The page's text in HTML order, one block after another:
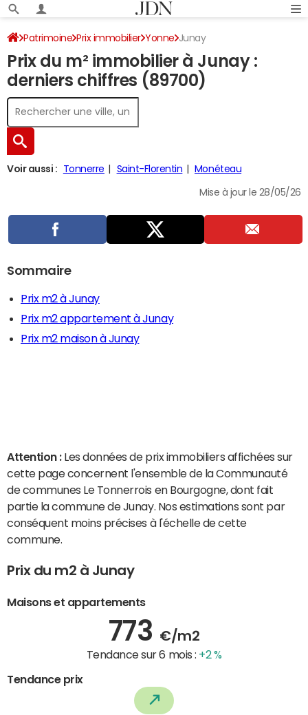
Patrimoine Prix immobilier Yonne Junay
Prix du m² immobilier à Junay :
derniers chiffres (89700)
Voir aussi : Tonnerre Saint-Florentin Monéteau
Mise à jour le 28/05/26
Sommaire
Prix m2 à Junay
Prix m2 appartement à Junay
Prix m2 maison à Junay
Attention : Les données de prix immobiliers affichées sur
cette page concernent l'ensemble de la Communauté
de communes Le Tonnerrois en Bourgogne, dont fait
partie la commune de Junay. Nos estimations sont par
conséquent moins précises à l'échelle de cette
commune.
Prix du m2 à Junay
Maisons et appartements
773 €/m2
Tendance sur 6 mois : +2 %
Tendance prix